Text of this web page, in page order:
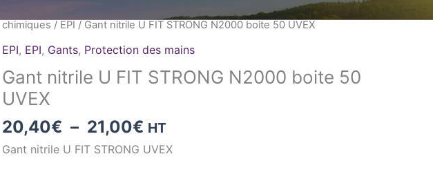
Risques de produits
chimiques / EPI / Gant nitrile U FIT STRONG N2000 boite 50 UVEX
EPI, EPI, Gants, Protection des mains
Gant nitrile U FIT STRONG N2000 boite 50
UVEX
20,40€ – 21,00€
de
prix :
20,40€
à
HT
Gant nitrile U FIT STRONG UVEX
de
Gant
nitrile
U
FIT
N2000
boite